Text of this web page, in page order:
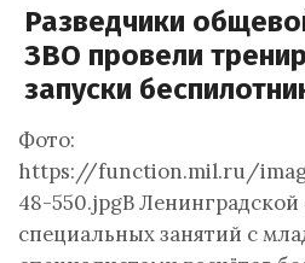
Разведчики
ЗВО провели
запуски
Фото:
https://function.mil.ru/
48-550.jpgВ Ленинградской
специальных занятий с